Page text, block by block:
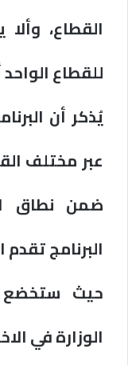
القطاع،
للقطاع الواحد
ضمن نطاق
البرنامج
حيث ستخضع
الوزارة في